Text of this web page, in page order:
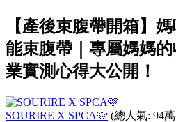
【產後束腹帶開箱】
能束腹帶｜專屬媽媽
業實測心得大公開！
SOURIRE X SPCA🩷 (總人氣: 94